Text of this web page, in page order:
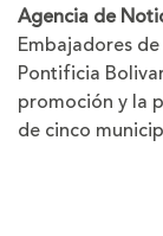
Agencia de
Embajadores
Pontificia
promoción y la
de cinco